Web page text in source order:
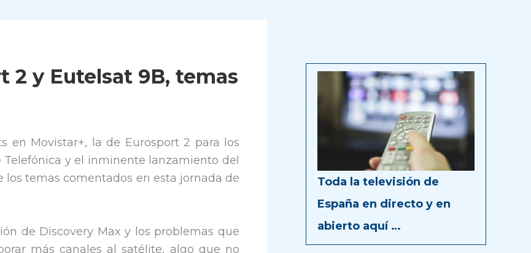
2 y Eutelsat 9B, temas
en Movistar+, la de Eurosport 2 para los
y el inminente lanzamiento del
temas comentados en esta jornada de
de Discovery Max y los problemas que
más canales al satélite, algo que no
Toda la televisión de
España en directo y en
abierto aquí …